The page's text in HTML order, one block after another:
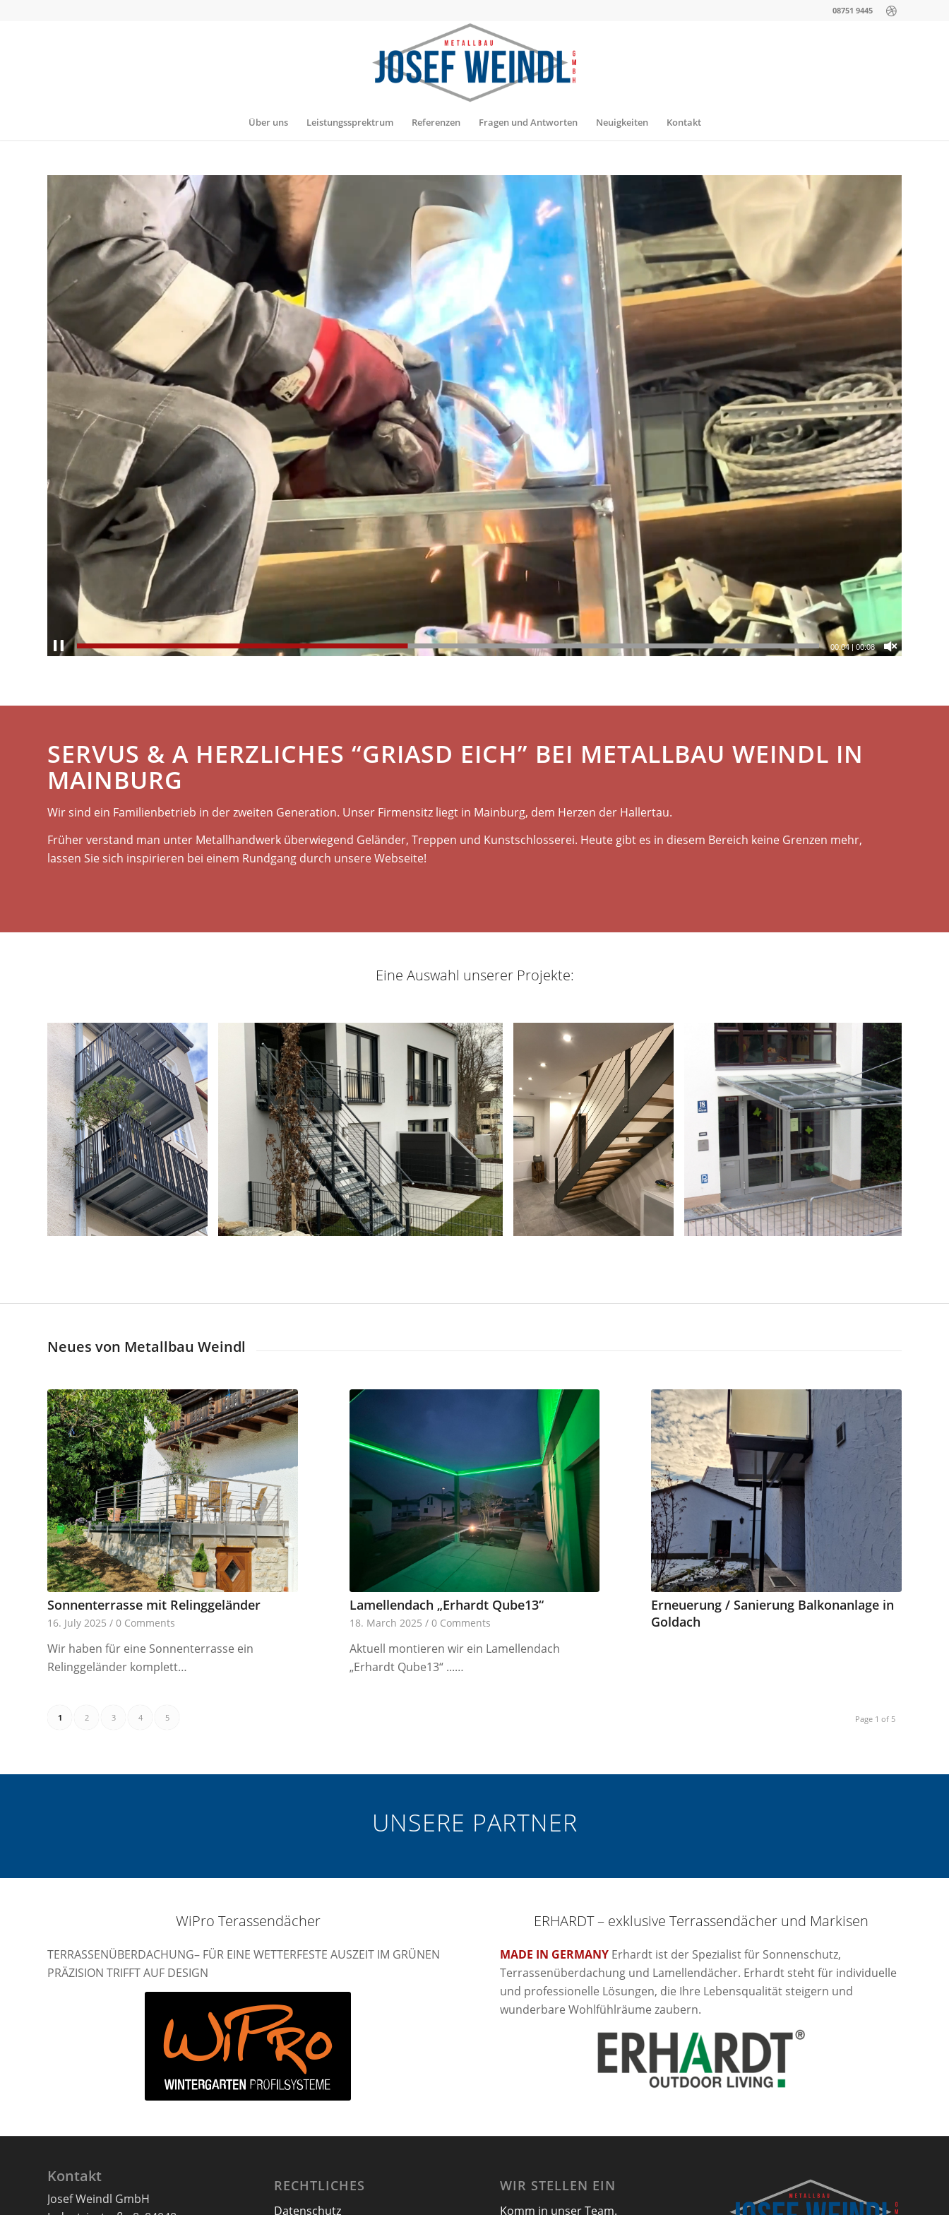
08751 9445
Über uns Leistungssprektrum Referenzen Fragen und Antworten Neuigkeiten Kontakt
00:06|00:08
SERVUS & A HERZLICHES “GRIASD EICH” BEI METALLBAU WEINDL IN
MAINBURG
Wir sind ein Familienbetrieb in der zweiten Generation. Unser Firmensitz liegt in Mainburg, dem Herzen der Hallertau.
Früher verstand man unter Metallhandwerk überwiegend Geländer, Treppen und Kunstschlosserei. Heute gibt es in diesem Bereich keine Grenzen mehr,
lassen Sie sich inspirieren bei einem Rundgang durch unsere Webseite!
Eine Auswahl unserer Projekte:
Neues von Metallbau Weindl
Sonnenterrasse mit Relinggeländer
16. July 2025 / 0 Comments
Wir haben für eine Sonnenterrasse ein
Relinggeländer komplett…
Lamellendach „Erhardt Qube13“
18. March 2025 / 0 Comments
Aktuell montieren wir ein Lamellendach
„Erhardt Qube13“ ...…
Erneuerung / Sanierung Balkonanlage in
Goldach
Page 1 of 5
1 2 3 4 5
UNSERE PARTNER
WiPro Terassendächer
TERRASSENÜBERDACHUNG– FÜR EINE WETTERFESTE AUSZEIT IM GRÜNEN
PRÄZISION TRIFFT AUF DESIGN
ERHARDT – exklusive Terrassendächer und Markisen
MADE IN GERMANY Erhardt ist der Spezialist für Sonnenschutz,
Terrassenüberdachung und Lamellendächer. Erhardt steht für individuelle
und professionelle Lösungen, die Ihre Lebensqualität steigern und
wunderbare Wohlfühlräume zaubern.
Kontakt
Josef Weindl GmbH
RECHTLICHES
Datenschutz
WIR STELLEN EIN
Komm in unser Team.